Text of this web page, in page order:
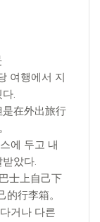
여행에서 지
.
是在外出旅行
에 두고 내
았다.
士上自己下
行李箱。
거나 다른